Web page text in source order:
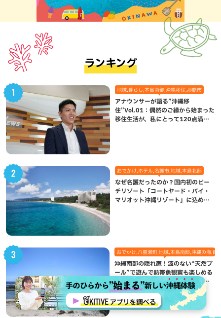
ランキング
地域,暮らし,本島南部,沖縄移住,那覇市
アナウンサーが語る”沖縄移
住”Vol.01：偶然のご縁から始まった
移住生活が、私にとって120点満点
おでかけ,ホテル,名護市,地域,本島北部
なぜ名護だったのか？国内初のビー
チリゾート「コートヤード・バイ・
マリオット沖縄リゾート」に込めら
おでかけ,八重瀬町,地域,本島南部,沖縄の海,自
沖縄南部の隠れ家！波のない“天然プ
ール”で遊んで熱帯魚観察も楽しめる
個性あふれる「玻名城の郷ビーチ」
（八重瀬町）